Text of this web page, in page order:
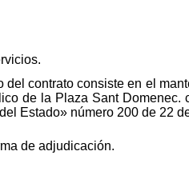
del contrato consiste en el
de la Plaza Sant
Estado» número 200 de 22
de adjudicación.